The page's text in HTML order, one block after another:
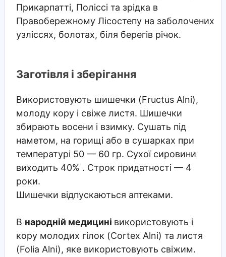
Прикарпатті, Поліссі та зрідка в
Правобережному Лісостепу на заболочених
узліссях, болотах, біля берегів річок.
Заготівля і зберігання
Використовують шишечки (Fructus Alni),
молоду кору і свіже листя. Шишечки
збирають восени і взимку. Сушать під
наметом, на горищі або в сушарках при
температурі 50 — 60 гр. Сухої сировини
виходить 40% . Строк придатності — 4
роки.
Шишечки відпускаються аптеками.
В народній медицині використовують і
кору молодих гілок (Cortex Alni) та листя
(Folia Alni), яке використовують свіжим.